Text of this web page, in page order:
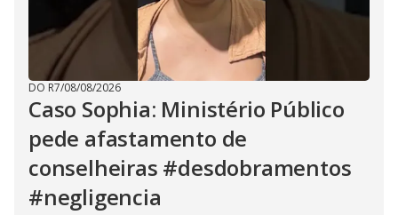
DO R7/08/08/2026
Caso Sophia: Ministério Público
pede afastamento de
conselheiras #desdobramentos
#negligencia